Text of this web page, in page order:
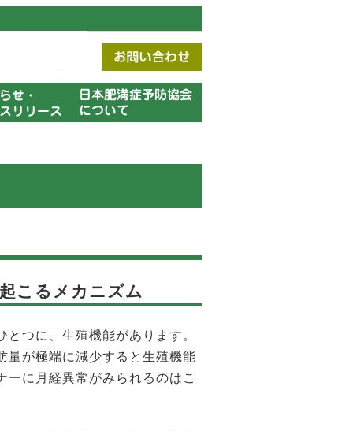
こるメカニズム
つに、生殖機能があります。
量が極端に減少すると生殖機能
に月経異常がみられるのはこ